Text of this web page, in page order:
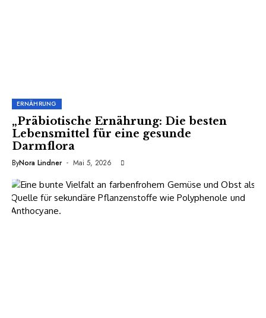
ERNÄHRUNG
„Präbiotische Ernährung: Die besten
Lebensmittel für eine gesunde
Darmflora
ByNora Lindner Mai 5, 2026